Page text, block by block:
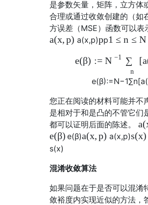
是参数矢量，矩阵，立方体
合理或通过收敛创建的（如
方误差（MSE）函数可以表
a(x, p) a(x,p)pp1 ≤ n ≤ N
e(β) := N −1 ∑
n
[a
e(β):=N−1∑n[a(
您正在阅读的材料可能并不
是相对于和是凸的不管它们
都可以证明后面的陈述。 a(
e(β) e(β)a(x,p) a(x,p)s(x)
s(x)
混淆收敛算法
如果问题在于是否可以混淆
敛裕度内实现近似的方法，